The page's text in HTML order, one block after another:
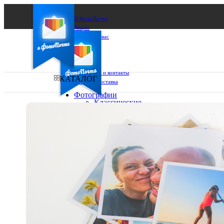
О ФотоПочте
Акции
Сделаем за вас
Бизнесу
FAQ
Франшиза
Поддержка и контакты
Оплата и доставка
Выберите из списка:
КАТАЛОГ
Фотографии
Классические
10х15
15х15
15х20
20х20
20х30
30х30
30х40
Фото
в